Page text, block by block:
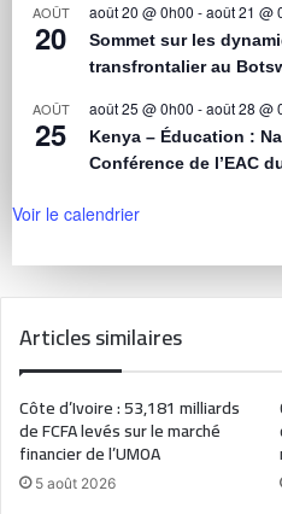
AOÛT
20
août 20 @ 0h00 -août 21 @
Sommet sur les
transfrontalier au
AOÛT
25
août 25 @ 0h00 -août 28 @
Kenya – Éducation :
Conférence de l’EAC
Voir le calendrier
Articles similaires
Côte d’Ivoire : 53,181 milliards
de FCFA levés sur le marché
financier de l’UMOA
5 août 2026